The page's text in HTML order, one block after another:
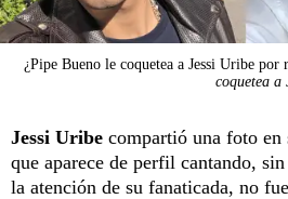
¿Pipe Bueno le coquetea a Jessi Uribe por
coquetea a
Jessi Uribe compartió una foto en
que aparece de perfil cantando,
la atención de su fanaticada, no